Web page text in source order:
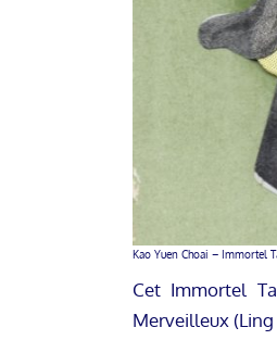
Kao Yuen Choai – Immortel
Cet Immortel
Merveilleux (Ling